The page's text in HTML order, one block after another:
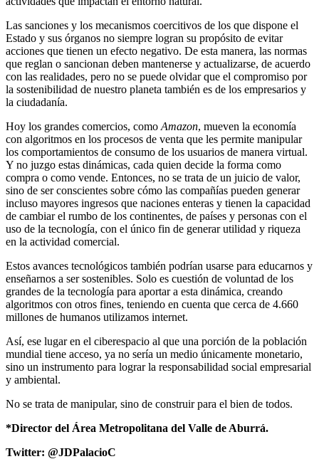
Las sanciones y los mecanismos coercitivos de los que dispone el
Estado y sus órganos no siempre logran su propósito de evitar
acciones que tienen un efecto negativo. De esta manera, las normas
que reglan o sancionan deben mantenerse y actualizarse, de acuerdo
con las realidades, pero no se puede olvidar que el compromiso por
la sostenibilidad de nuestro planeta también es de los empresarios y
la ciudadanía.
Hoy los grandes comercios, como Amazon, mueven la economía
con algoritmos en los procesos de venta que les permite manipular
los comportamientos de consumo de los usuarios de manera virtual.
Y no juzgo estas dinámicas, cada quien decide la forma como
compra o como vende. Entonces, no se trata de un juicio de valor,
sino de ser conscientes sobre cómo las compañías pueden generar
incluso mayores ingresos que naciones enteras y tienen la capacidad
de cambiar el rumbo de los continentes, de países y personas con el
uso de la tecnología, con el único fin de generar utilidad y riqueza
en la actividad comercial.
Estos avances tecnológicos también podrían usarse para educarnos y
enseñarnos a ser sostenibles. Solo es cuestión de voluntad de los
grandes de la tecnología para aportar a esta dinámica, creando
algoritmos con otros fines, teniendo en cuenta que cerca de 4.660
millones de humanos utilizamos internet.
Así, ese lugar en el ciberespacio al que una porción de la población
mundial tiene acceso, ya no sería un medio únicamente monetario,
sino un instrumento para lograr la responsabilidad social empresarial
y ambiental.
No se trata de manipular, sino de construir para el bien de todos.
*Director del Área Metropolitana del Valle de Aburrá.
Twitter: @JDPalacioC